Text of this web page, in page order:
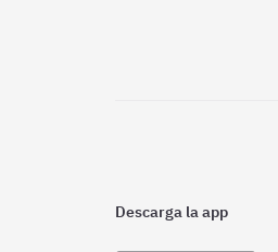
Descarga la app